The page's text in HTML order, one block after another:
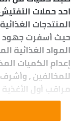
احد حملات
المنتدجات
المواد الغذائية
إعدام الكميات
للمخالفين ,
مراقب أول